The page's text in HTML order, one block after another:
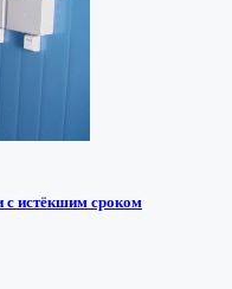
истёкшим сроком